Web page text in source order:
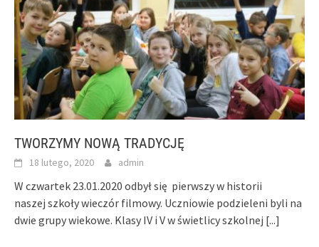
TWORZYMY NOWĄ TRADYCJĘ
18 lutego, 2020 admin
W czwartek 23.01.2020 odbył się pierwszy w historii
naszej szkoły wieczór filmowy. Uczniowie podzieleni byli na
dwie grupy wiekowe. Klasy IV i V w świetlicy szkolnej [...]